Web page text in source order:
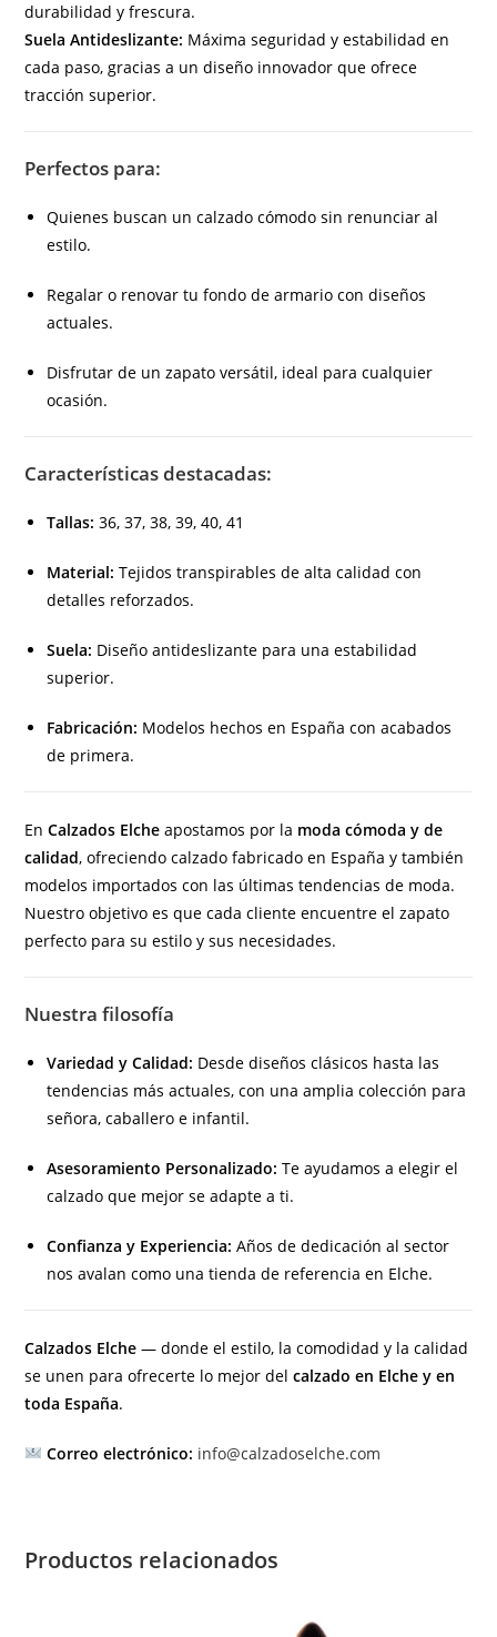
durabilidad y frescura.
Suela Antideslizante: Máxima seguridad y estabilidad en
cada paso, gracias a un diseño innovador que ofrece
tracción superior.
Perfectos para:
Quienes buscan un calzado cómodo sin renunciar al
estilo.
Regalar o renovar tu fondo de armario con diseños
actuales.
Disfrutar de un zapato versátil, ideal para cualquier
ocasión.
Características destacadas:
Tallas: 36, 37, 38, 39, 40, 41
Material: Tejidos transpirables de alta calidad con
detalles reforzados.
Suela: Diseño antideslizante para una estabilidad
superior.
Fabricación: Modelos hechos en España con acabados
de primera.
EnCalzados Elche apostamos por la moda cómoda y de
calidad, ofreciendo calzado fabricado en España y también
modelos importados con las últimas tendencias de moda.
Nuestro objetivo es que cada cliente encuentre el zapato
perfecto para su estilo y sus necesidades.
Nuestra filosofía
Variedad y Calidad: Desde diseños clásicos hasta las
tendencias más actuales, con una amplia colección para
señora, caballero e infantil.
Asesoramiento Personalizado: Te ayudamos a elegir el
calzado que mejor se adapte a ti.
Confianza y Experiencia: Años de dedicación al sector
nos avalan como una tienda de referencia en Elche.
Calzados Elche — donde el estilo, la comodidad y la calidad
se unen para ofrecerte lo mejor delcalzado en Elche y en
toda España.
Correo electrónico: info@calzadoselche.com
Productos relacionados